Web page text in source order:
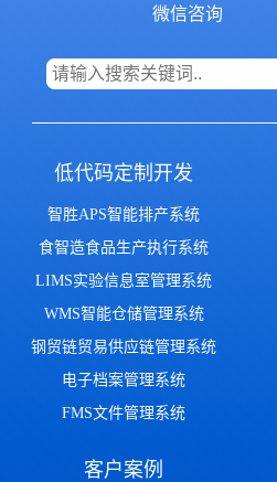
微信咨询
低代码定制开发
智胜APS智能排产系统
食智造食品生产执行系统
LIMS实验信息室管理系统
WMS智能仓储管理系统
钢贸链贸易供应链管理系统
电子档案管理系统
FMS文件管理系统
客户案例